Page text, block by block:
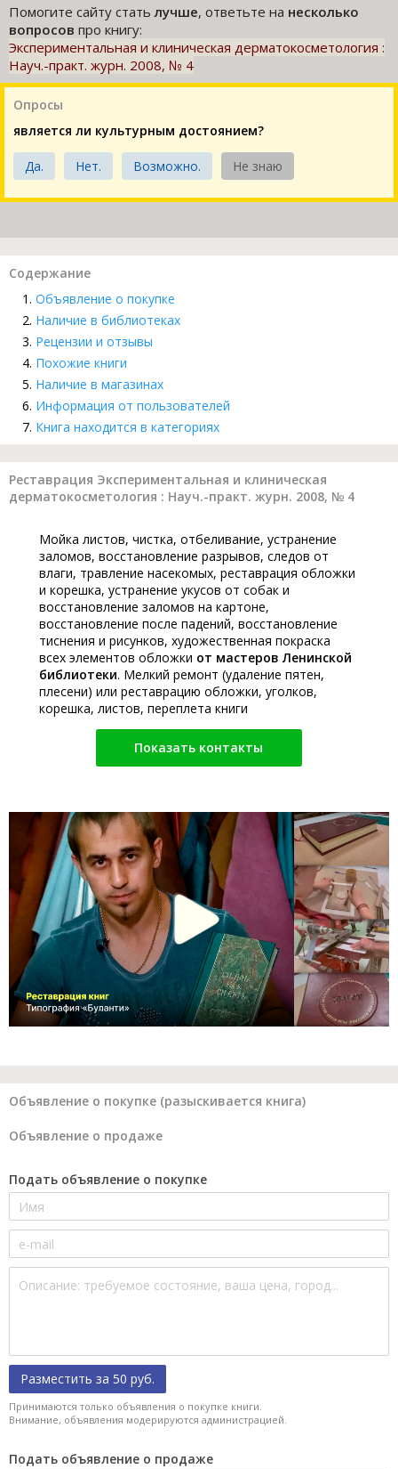
Помогите сайту статьлучше, ответьте на несколько
вопросов про книгу:
Экспериментальная и клиническая дерматокосметология :
Науч.-практ. журн. 2008, № 4
Опросы
является ли культурным достоянием?
Да. Нет. Возможно. Не знаю
Содержание
Объявление о покупке
Наличие в библиотеках
Рецензии и отзывы
Похожие книги
Наличие в магазинах
Информация от пользователей
Книга находится в категориях
Реставрация Экспериментальная и клиническая
дерматокосметология : Науч.-практ. журн. 2008, № 4
Мойка листов, чистка, отбеливание, устранение
заломов, восстановление разрывов, следов от
влаги, травление насекомых, реставрация обложки
и корешка, устранение укусов от собак и
восстановление заломов на картоне,
восстановление после падений, восстановление
тиснения и рисунков, художественная покраска
всех элементов обложки от мастеров Ленинской
библиотеки. Мелкий ремонт (удаление пятен,
плесени) или реставрацию обложки, уголков,
корешка, листов, переплета книги
Показать контакты
Объявление о покупке (разыскивается книга)
Объявление о продаже
Подать объявление о покупке
Разместить за 50 руб.
Принимаются только объявления о покупке книги.
Внимание, объявления модерируются администрацией.
Подать объявление о продаже